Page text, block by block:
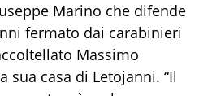
Marino che difende
fermato dai carabinieri
Massimo
sua casa di Letojanni. “Il